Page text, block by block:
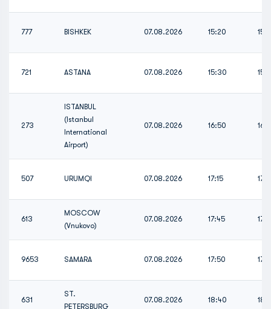
777 BISHKEK 07.08.2026 15:20
721 ASTANA 07.08.2026 15:30
273
ISTANBUL
(Istanbul
International
Airport)
07.08.2026 16:50
507 URUMQI 07.08.2026 17:15
613
MOSCOW
(Vnukovo)
07.08.2026 17:45
9653 SAMARA 07.08.2026 17:50
631
ST.
PETERSBURG
07.08.2026 18:40